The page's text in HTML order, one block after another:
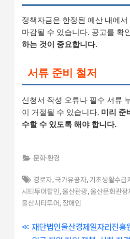
정책자금은 한정된 예산 내에서
마감될 수 있습니다. 공고를 확
하는 것이 중요합니다.
서류 준비 철저
신청서 작성 오류나 필수 서류
이 거절될 수 있습니다. 미리 준
수할 수 있도록 해야 합니다.
문화·환경
Tags:
경로자 ,국가유공자 기초생활수급
시티투어할인 울산관광 울산문화관광
울산시티투어 장애인
글P
재단법인울산경제일자리진흥